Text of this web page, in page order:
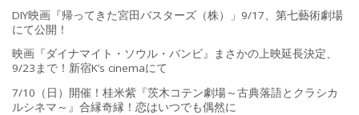
DIY映画『帰ってきた宮田バスターズ（株）」9/17、第七藝術劇場
にて公開！
映画『ダイナマイト・ソウル・バンビ』まさかの上映延長決定、
9/23まで！新宿K’s cinemaにて
7/10（日）開催！桂米紫『茨木コテン劇場～古典落語とクラシカ
ルシネマ～』合縁奇縁！恋はいつでも偶然に